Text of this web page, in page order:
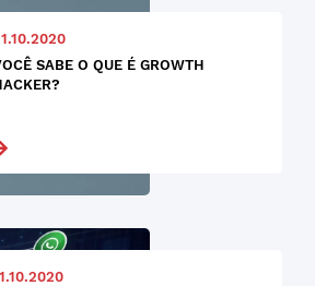
SABE O QUE É GROWTH